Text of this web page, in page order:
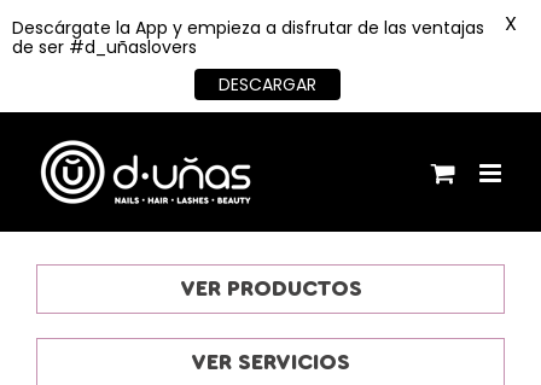
contenido
VER PRODUCTOS
VER SERVICIOS
Descárgate la App y empieza a disfrutar de las ventajas
de ser #d_uñaslovers
DESCARGAR
X